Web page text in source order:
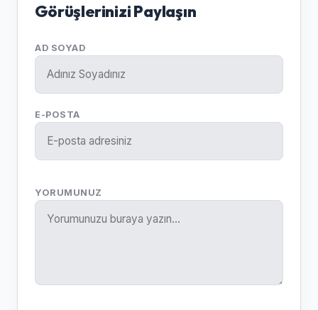
Görüşlerinizi Paylaşın
AD SOYAD
E-POSTA
YORUMUNUZ